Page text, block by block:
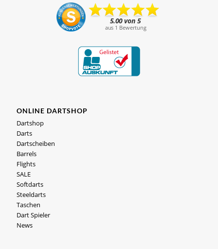
ONLINE DARTSHOP
Dartshop
Darts
Dartscheiben
Barrels
Flights
SALE
Softdarts
Steeldarts
Taschen
Dart Spieler
News